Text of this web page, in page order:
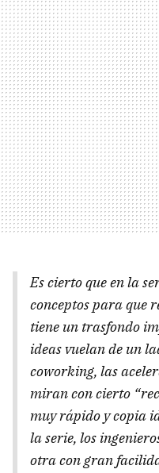
Es cierto que en la
conceptos para que
tiene un trasfondo
ideas vuelan de un
coworking, las
miran con cierto
muy rápido y copia
la serie, los
otra con gran